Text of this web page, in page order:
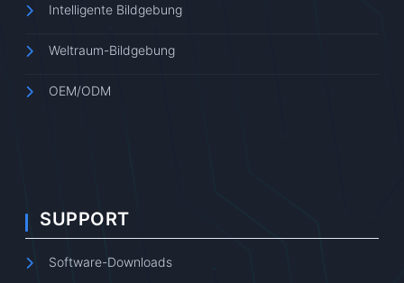
Intelligente Bildgebung
Weltraum-Bildgebung
OEM/ODM
SUPPORT
Software-Downloads